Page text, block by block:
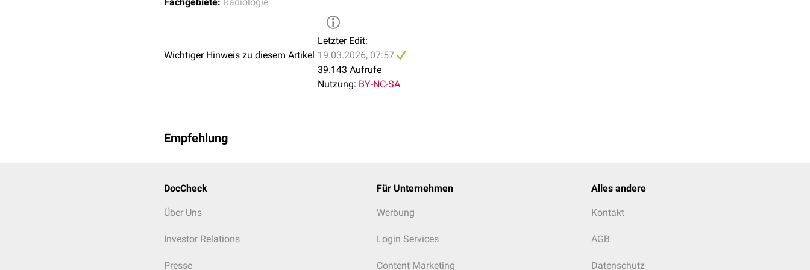
Wichtiger Hinweis zu diesem Artikel
Letzter Edit:
19.03.2026, 07:57
39.143 Aufrufe
Nutzung: BY-NC-SA
Empfehlung
DocCheck
Über Uns
Investor Relations
Presse
Für Unternehmen
Werbung
Login Services
Content Marketing
Alles andere
Kontakt
AGB
Datenschutz